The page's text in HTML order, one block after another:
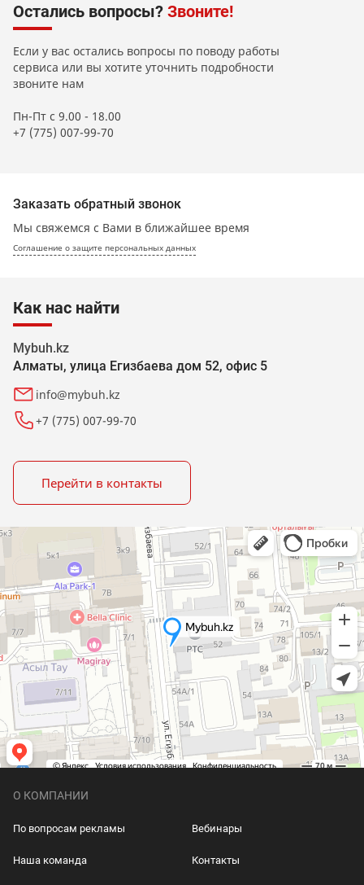
Остались вопросы?Звоните!
Если у вас остались вопросы по поводу работы
сервиса или вы хотите уточнить подробности
звоните нам
Пн-Пт с 9.00 - 18.00
+7 (775) 007-99-70
Заказать обратный звонок
Мы свяжемся с Вами в ближайшее время
Соглашение о защите персональных данных
Как нас найти
Mybuh.kz
Алматы, улица Егизбаева дом 52, офис 5
info@mybuh.kz
+7 (775) 007-99-70
Перейти в контакты
О КОМПАНИИ
По вопросам рекламы Вебинары
Наша команда Контакты